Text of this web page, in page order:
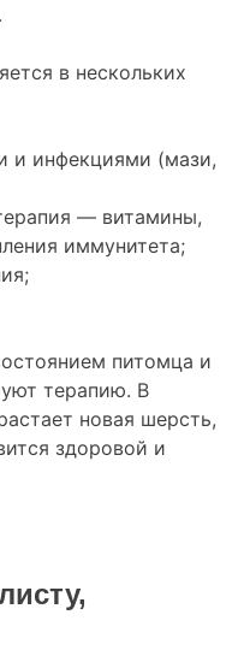
в нескольких
и инфекциями (мази,
— витамины,
иммунитета;
питомца и
терапию. В
новая шерсть,
здоровой и